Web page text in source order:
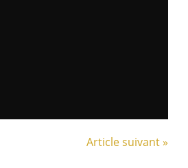
Article suivant »